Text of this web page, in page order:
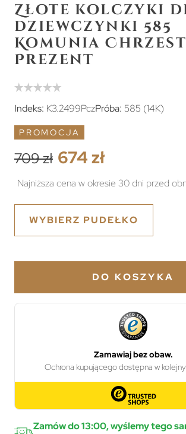
Złote kolczyki
dziewczynki 585
Komunia Chrzest
Prezent
Indeks: K3.2499PczPróba: 585 (14K)
PROMOCJA
709 zł 674 zł
Najniższa cena w okresie 30 dni przed
WYBIERZ PUDEŁKO
DO KOSZYKA
Zamów do 13:00, wyślemy tego